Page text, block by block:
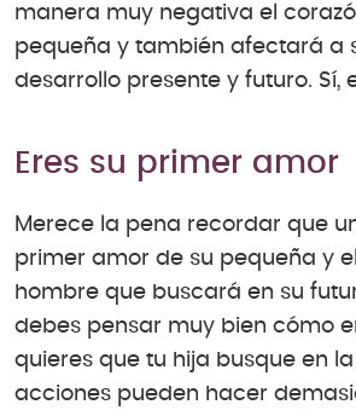
manera muy negativa el
pequeña y también afectará a
desarrollo presente y futuro. Sí,
Eres su primer amor
Merece la pena recordar que
primer amor de su pequeña y
hombre que buscará en su
debes pensar muy bien cómo
quieres que tu hija busque en la
acciones pueden hacer